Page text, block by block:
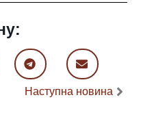
Наступна новина